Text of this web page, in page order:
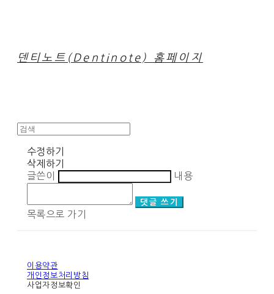
덴티노트(Dentinote) 홈페이지
수정하기
삭제하기
글쓴이
내용
댓글 쓰기
목록으로 가기
이용약관
개인정보처리방침
사업자정보확인